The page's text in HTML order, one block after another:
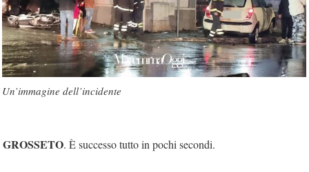
Un’immagine dell’incidente
GROSSETO. È successo tutto in pochi secondi.